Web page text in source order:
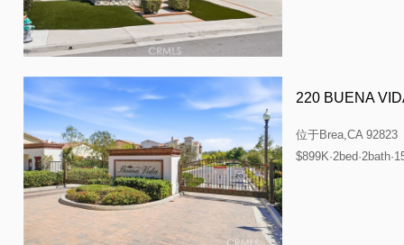
220 BUENA
位于Brea,CA 92823